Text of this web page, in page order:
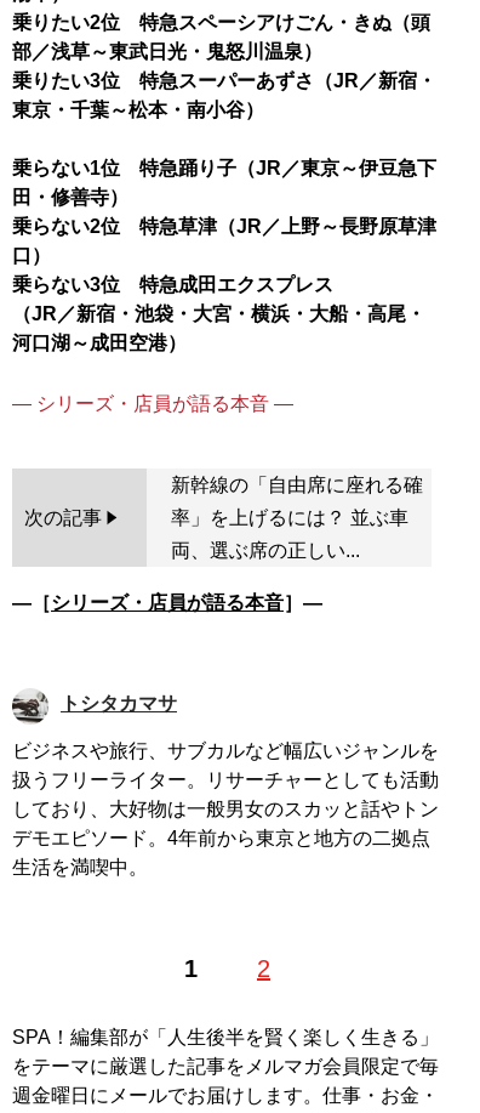
乗りたい2位 特急スペーシアけごん・きぬ（頭
部／浅草～東武日光・鬼怒川温泉）
乗りたい3位 特急スーパーあずさ（JR／新宿・
東京・千葉～松本・南小谷）
乗らない1位 特急踊り子（JR／東京～伊豆急下
田・修善寺）
乗らない2位 特急草津（JR／上野～長野原草津
口）
乗らない3位 特急成田エクスプレス
（JR／新宿・池袋・大宮・横浜・大船・高尾・
河口湖～成田空港）
― シリーズ・店員が語る本音 ―
次の記事
新幹線の「自由席に座れる確
率」を上げるには？ 並ぶ車
両、選ぶ席の正しい...
―［シリーズ・店員が語る本音］―
トシタカマサ
ビジネスや旅行、サブカルなど幅広いジャンルを
扱うフリーライター。リサーチャーとしても活動
しており、大好物は一般男女のスカッと話やトン
デモエピソード。4年前から東京と地方の二拠点
生活を満喫中。
1 2
SPA！編集部が「人生後半を賢く楽しく生きる」
をテーマに厳選した記事をメルマガ会員限定で毎
週金曜日にメールでお届けします。仕事・お金・